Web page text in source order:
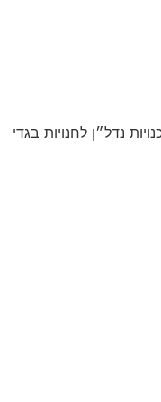
נדל״ן לחנויות בגדי